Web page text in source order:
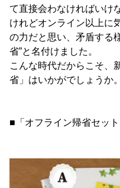
て直接会わなければいけ
けれどオンライン以上に
の力だと思い、矛盾する
省”と名付けました。
こんな時代だからこそ、
省」はいかがでしょうか。
■「オフライン帰省セッ